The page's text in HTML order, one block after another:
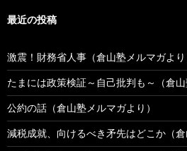
最近の投稿
激震！財務省人事（倉山塾メルマガより
たまには政策検証～自己批判も～（倉山
公約の話（倉山塾メルマガより）
減税成就、向けるべき矛先はどこか（倉